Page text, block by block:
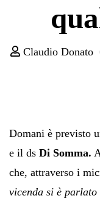
Claudio Donato
Domani è previsto
e il ds Di Somma.
che, attraverso i
vicenda si è